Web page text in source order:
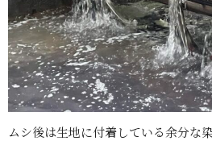
ムシ後は生地に付着している余分な